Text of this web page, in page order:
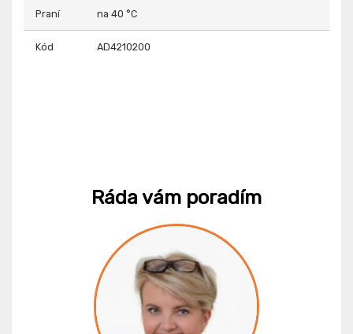
Praní na 40 °C
Kód AD4210200
Ráda vám poradím